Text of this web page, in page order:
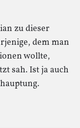
zu dieser
dem man
wollte,
sah. Ist ja auch